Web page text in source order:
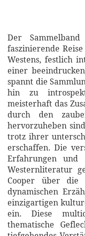
Der
faszinierende
Westens, festlich
einer
spannt die
hin zu
meisterhaft das
durch den
hervorzuheben
trotz ihrer
erschaffen. Die
Erfahrungen
Westernliteratur
Cooper über die
dynamischen
einzigartigen
ein. Diese
thematische